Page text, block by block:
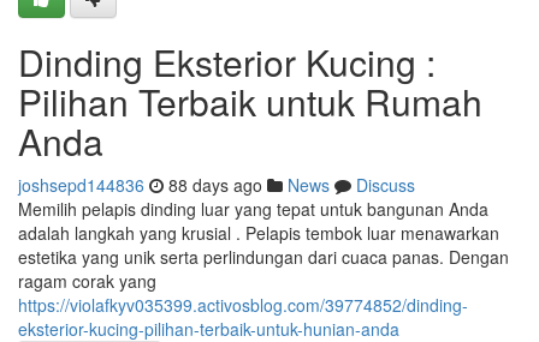
Dinding Eksterior Kucing :
Pilihan Terbaik untuk Rumah
Anda
joshsepd144836 88 days ago News
Discuss
Memilih pelapis dinding luar yang tepat untuk bangunan Anda
adalah langkah yang krusial . Pelapis tembok luar menawarkan
estetika yang unik serta perlindungan dari cuaca panas. Dengan
ragam corak yang
https://violafkyv035399.activosblog.com/39774852/dinding-
eksterior-kucing-pilihan-terbaik-untuk-hunian-anda